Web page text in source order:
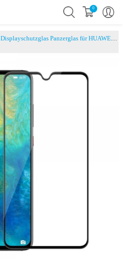
0
Displayschutzglas Panzerglas für HUAWEI mate 20-Schwarz